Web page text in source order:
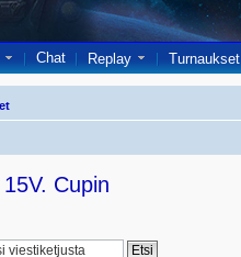
Chat Replay Turnaukset
Cupin